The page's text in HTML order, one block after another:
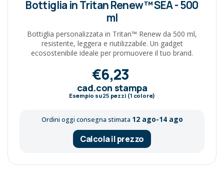
Bottiglia in Tritan Renew™ SEA - 500
ml
Bottiglia personalizzata in Tritan™ Renew da 500 ml,
resistente, leggera e riutilizzabile. Un gadget
ecosostenibile ideale per promuovere il tuo brand.
€6,23
cad.con stampa
Esempio su25 pezzi (1 colore)
Ordini oggi consegna stimata 12 ago-14 ago
Calcola il prezzo